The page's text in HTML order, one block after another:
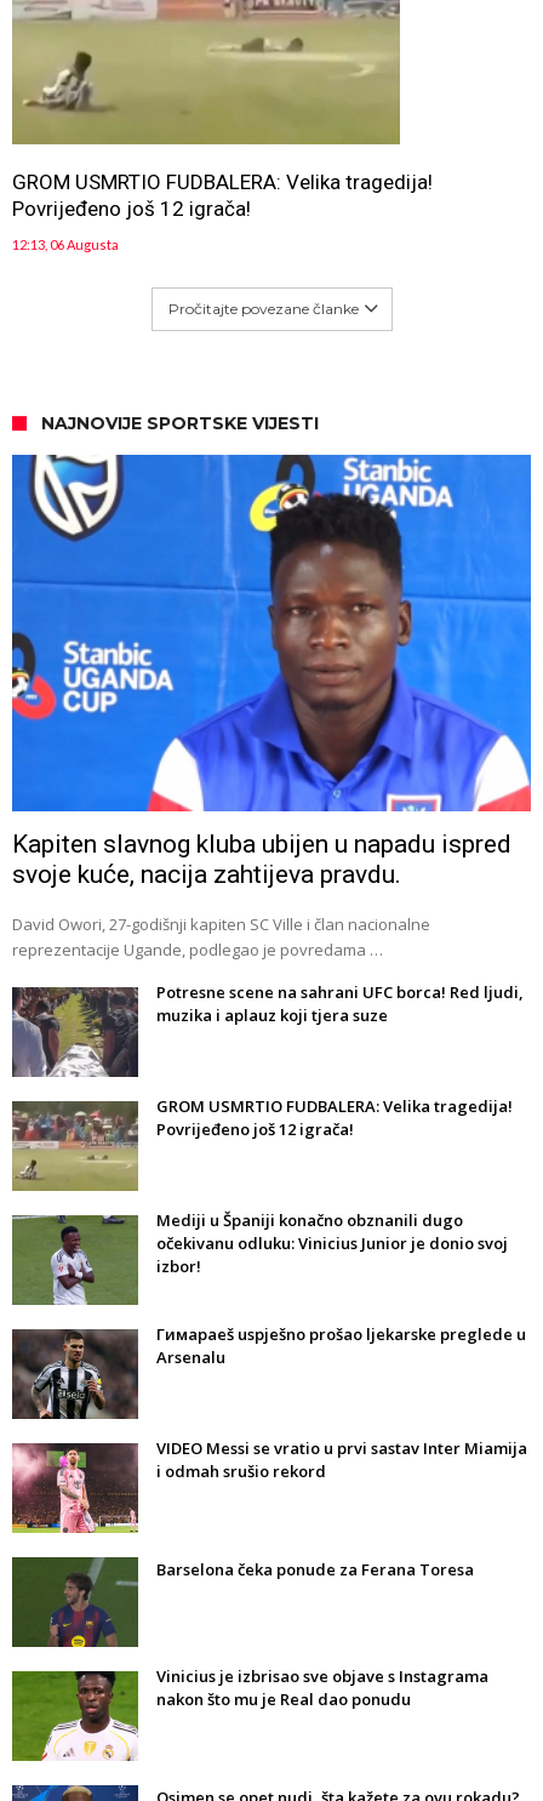
GROM USMRTIO FUDBALERA: Velika tragedija!
Povrijeđeno još 12 igrača!
12:13, 06 Augusta
Pročitajte povezane članke
NAJNOVIJE SPORTSKE VIJESTI
Kapiten slavnog kluba ubijen u napadu ispred
svoje kuće, nacija zahtijeva pravdu.
David Owori, 27-godišnji kapiten SC Ville i član nacionalne
reprezentacije Ugande, podlegao je povredama …
Potresne scene na sahrani UFC borca! Red ljudi,
muzika i aplauz koji tjera suze
GROM USMRTIO FUDBALERA: Velika tragedija!
Povrijeđeno još 12 igrača!
Mediji u Španiji konačno obznanili dugo
očekivanu odluku: Vinicius Junior je donio svoj
izbor!
Гимараeš uspješno prošao ljekarske preglede u
Arsenalu
VIDEO Messi se vratio u prvi sastav Inter Miamija
i odmah srušio rekord
Barselona čeka ponude za Ferana Toresa
Vinicius je izbrisao sve objave s Instagrama
nakon što mu je Real dao ponudu